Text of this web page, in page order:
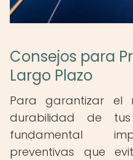
Consejos para
Largo Plazo
Para garantizar el
durabilidad de
fundamental
preventivas que